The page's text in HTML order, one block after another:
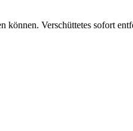
Verschüttetes sofort